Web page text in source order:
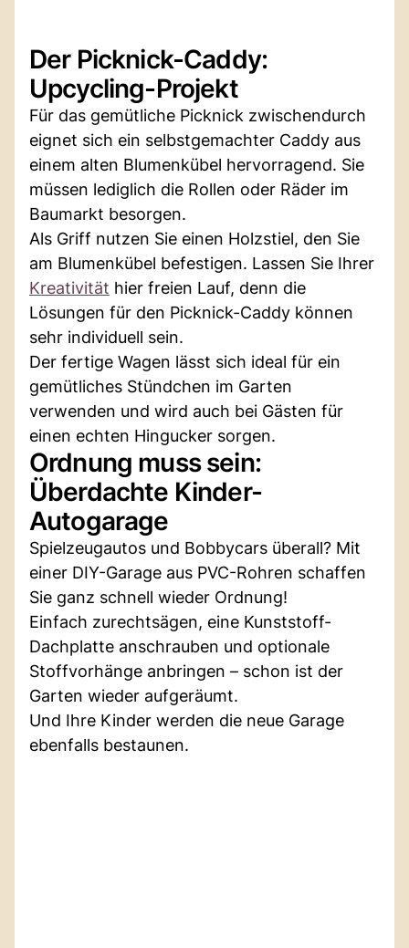
Der Picknick-Caddy:
Upcycling-Projekt
Für das gemütliche Picknick zwischendurch
eignet sich ein selbstgemachter Caddy aus
einem alten Blumenkübel hervorragend. Sie
müssen lediglich die Rollen oder Räder im
Baumarkt besorgen.
Als Griff nutzen Sie einen Holzstiel, den Sie
am Blumenkübel befestigen. Lassen Sie Ihrer
Kreativität hier freien Lauf, denn die
Lösungen für den Picknick-Caddy können
sehr individuell sein.
Der fertige Wagen lässt sich ideal für ein
gemütliches Stündchen im Garten
verwenden und wird auch bei Gästen für
einen echten Hingucker sorgen.
Ordnung muss sein:
Überdachte Kinder-
Autogarage
Spielzeugautos und Bobbycars überall? Mit
einer DIY-Garage aus PVC-Rohren schaffen
Sie ganz schnell wieder Ordnung!
Einfach zurechtsägen, eine Kunststoff-
Dachplatte anschrauben und optionale
Stoffvorhänge anbringen – schon ist der
Garten wieder aufgeräumt.
Und Ihre Kinder werden die neue Garage
ebenfalls bestaunen.